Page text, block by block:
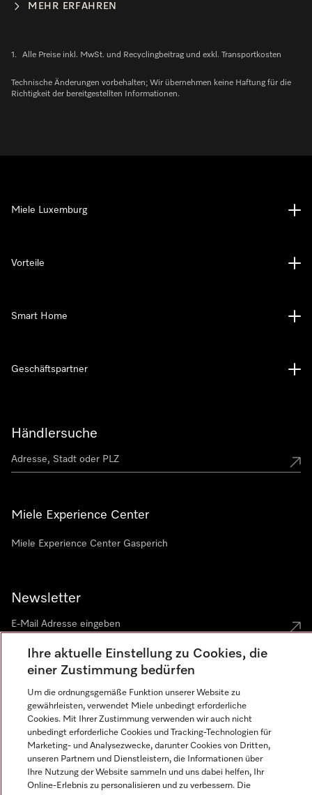
MEHR ERFAHREN
1. Alle Preise inkl. MwSt. und Recyclingbeitrag und exkl. Transportkosten
Technische Änderungen vorbehalten; Wir übernehmen keine Haftung für die
Richtigkeit der bereitgestellten Informationen.
Händlersuche
Miele Experience Center
Miele Experience Center Gasperich
Newsletter
Sprache
DEUTSCH
Miele Luxemburg
Vorteile
Smart Home
Geschäftspartner
Ihre aktuelle Einstellung zu Cookies, die
einer Zustimmung bedürfen
Um die ordnungsgemäße Funktion unserer Website zu
gewährleisten, verwendet Miele unbedingt erforderliche
Cookies. Mit Ihrer Zustimmung verwenden wir auch nicht
unbedingt erforderliche Cookies und Tracking-Technologien für
Marketing- und Analysezwecke, darunter Cookies von Dritten,
unseren Partnern und Dienstleistern, die Informationen über
Ihre Nutzung der Website sammeln und uns dabei helfen, Ihr
Online-Erlebnis zu personalisieren und zu verbessern. Die